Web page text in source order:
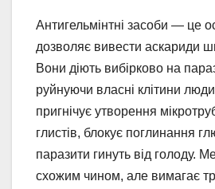
Антигельмінтні засоби — це
дозволяє вивести аскариди
Вони діють вибірково на
руйнуючи власні клітини
пригнічує утворення
глистів, блокує поглинання
паразити гинуть від голоду.
схожим чином, але вимагає